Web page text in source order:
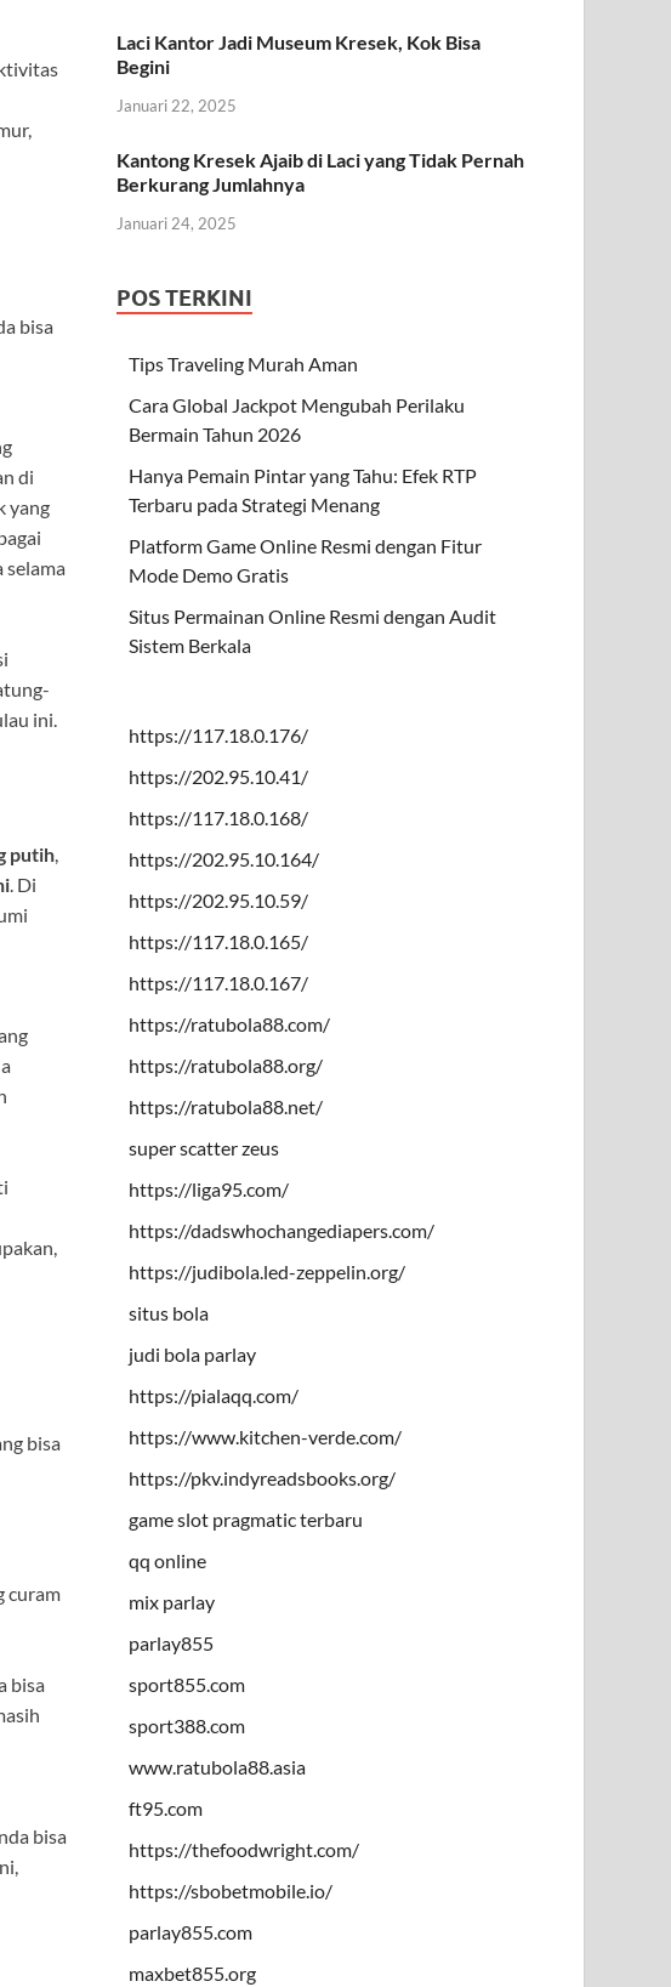
bisa
di
yang
selama
ini.
putih,
. Di
bisa
curam
bisa
bisa
Laci Kantor Jadi Museum Kresek, Kok Bisa
Begini
Januari 22, 2025
Kantong Kresek Ajaib di Laci yang Tidak Pernah
Berkurang Jumlahnya
Januari 24, 2025
POS TERKINI
Tips Traveling Murah Aman
Cara Global Jackpot Mengubah Perilaku
Bermain Tahun 2026
Hanya Pemain Pintar yang Tahu: Efek RTP
Terbaru pada Strategi Menang
Platform Game Online Resmi dengan Fitur
Mode Demo Gratis
Situs Permainan Online Resmi dengan Audit
Sistem Berkala
https://117.18.0.176/
https://202.95.10.41/
https://117.18.0.168/
https://202.95.10.164/
https://202.95.10.59/
https://117.18.0.165/
https://117.18.0.167/
https://ratubola88.com/
https://ratubola88.org/
https://ratubola88.net/
super scatter zeus
https://liga95.com/
https://dadswhochangediapers.com/
https://judibola.led-zeppelin.org/
situs bola
judi bola parlay
https://pialaqq.com/
https://www.kitchen-verde.com/
https://pkv.indyreadsbooks.org/
game slot pragmatic terbaru
qq online
mix parlay
parlay855
sport855.com
sport388.com
www.ratubola88.asia
ft95.com
https://thefoodwright.com/
https://sbobetmobile.io/
parlay855.com
maxbet855.org